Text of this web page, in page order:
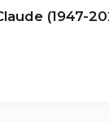
(1947-